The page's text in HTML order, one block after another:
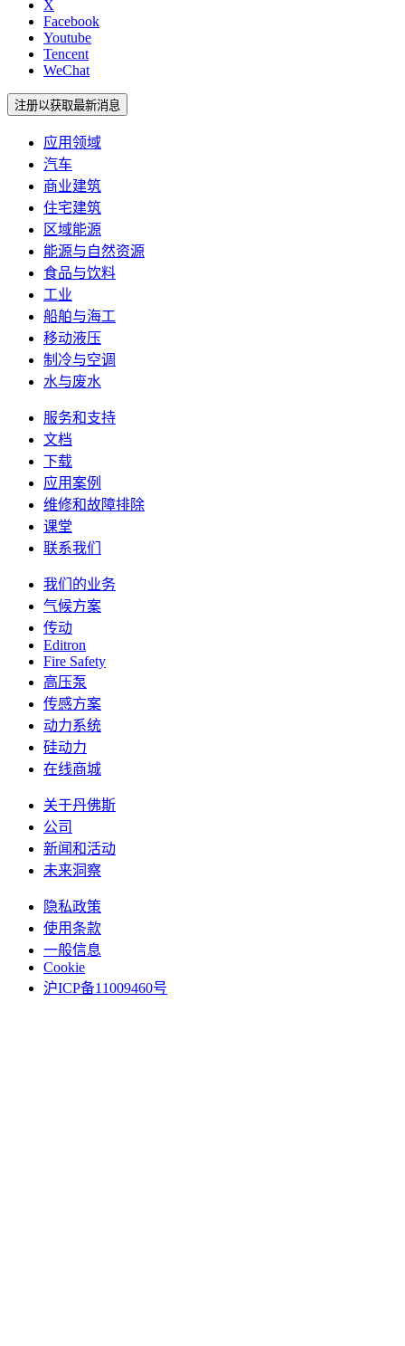
X
Facebook
Youtube
Tencent
WeChat
注册以获取最新消息
应用领域
汽车
商业建筑
住宅建筑
区域能源
能源与自然资源
食品与饮料
工业
船舶与海工
移动液压
制冷与空调
水与废水
服务和支持
文档
下载
应用案例
维修和故障排除
课堂
联系我们
我们的业务
气候方案
传动
Editron
Fire Safety
高压泵
传感方案
动力系统
硅动力
在线商城
关于丹佛斯
公司
新闻和活动
未来洞察
隐私政策
使用条款
一般信息
Cookie
沪ICP备11009460号